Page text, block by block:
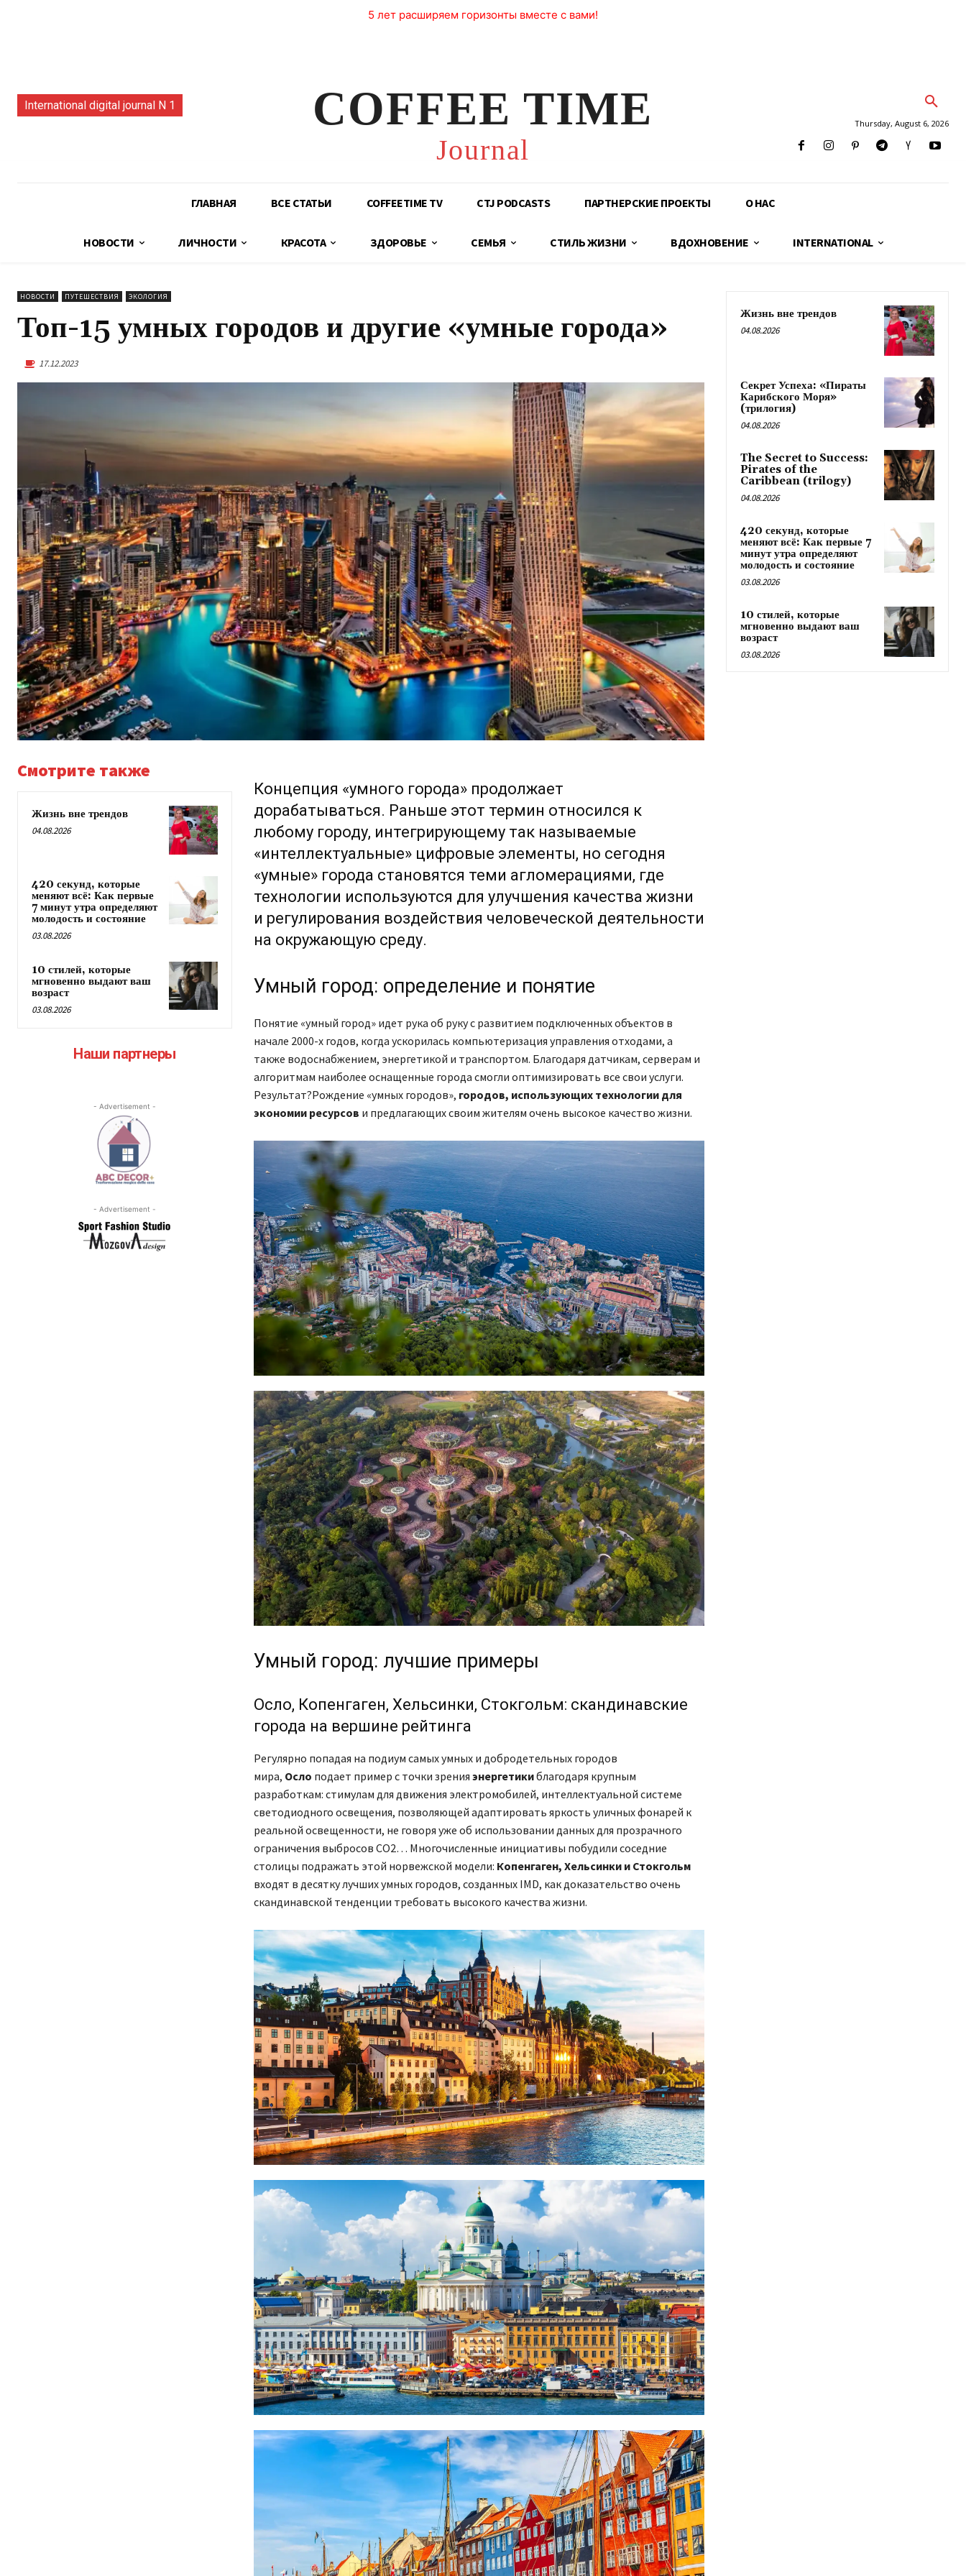
5 лет расширяем горизонты вместе с вами!
International digital journal N 1 COFFEE TIME
Journal
Thursday, August 6, 2026
ГЛАВНАЯ ВСЕ СТАТЬИ COFFEETIME TV CTJ PODCASTS ПАРТНЕРСКИЕ ПРОЕКТЫ О НАС
НОВОСТИ ЛИЧНОСТИ КРАСОТА ЗДОРОВЬЕ СЕМЬЯ СТИЛЬ ЖИЗНИ ВДОХНОВЕНИЕ INTERNATIONAL
НОВОСТИ ПУТЕШЕСТВИЯ ЭКОЛОГИЯ
Топ-15 умных городов и другие «умные города»
17.12.2023
Смотрите также
Жизнь вне трендов
04.08.2026
420 секунд, которые
меняют всё: Как первые
7 минут утра определяют
молодость и состояние
03.08.2026
10 стилей, которые
мгновенно выдают ваш
возраст
03.08.2026
Наши партнеры
- Advertisement -
- Advertisement -
Концепция «умного города» продолжает
дорабатываться. Раньше этот термин относился к
любому городу, интегрирующему так называемые
«интеллектуальные» цифровые элементы, но сегодня
«умные» города становятся теми агломерациями, где
технологии используются для улучшения качества жизни
и регулирования воздействия человеческой деятельности
на окружающую среду.
Умный город: определение и понятие
Понятие «умный город» идет рука об руку с развитием подключенных объектов в
начале 2000-х годов, когда ускорилась компьютеризация управления отходами, а
также водоснабжением, энергетикой и транспортом. Благодаря датчикам, серверам и
алгоритмам наиболее оснащенные города смогли оптимизировать все свои услуги.
Результат?Рождение «умных городов», городов, использующих технологии для
экономии ресурсов и предлагающих своим жителям очень высокое качество жизни.
Умный город: лучшие примеры
Осло, Копенгаген, Хельсинки, Стокгольм: скандинавские
города на вершине рейтинга
Регулярно попадая на подиум самых умных и добродетельных городов
мира, Осло подает пример с точки зрения энергетикиблагодаря крупным
разработкам: стимулам для движения электромобилей, интеллектуальной системе
светодиодного освещения, позволяющей адаптировать яркость уличных фонарей к
реальной освещенности, не говоря уже об использовании данных для прозрачного
ограничения выбросов CO2… Многочисленные инициативы побудили соседние
столицы подражать этой норвежской модели: Копенгаген, Хельсинки и Стокгольм
входят в десятку лучших умных городов, созданных IMD, как доказательство очень
скандинавской тенденции требовать высокого качества жизни.
Жизнь вне трендов
04.08.2026
Секрет Успеха: «Пираты
Карибского Моря»
(трилогия)
04.08.2026
The Secret to Success:
Pirates of the
Caribbean (trilogy)
04.08.2026
420 секунд, которые
меняют всё: Как первые 7
минут утра определяют
молодость и состояние
03.08.2026
10 стилей, которые
мгновенно выдают ваш
возраст
03.08.2026